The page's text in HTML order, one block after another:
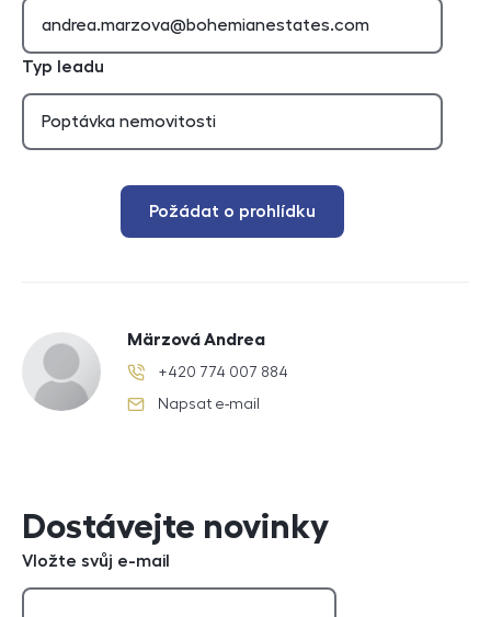
Typ leadu
Požádat o prohlídku
Märzová Andrea
telefonní číslo
+420 774 007 884
e-mail
Napsat e-mail
Dostávejte novinky
Vložte svůj e-mail